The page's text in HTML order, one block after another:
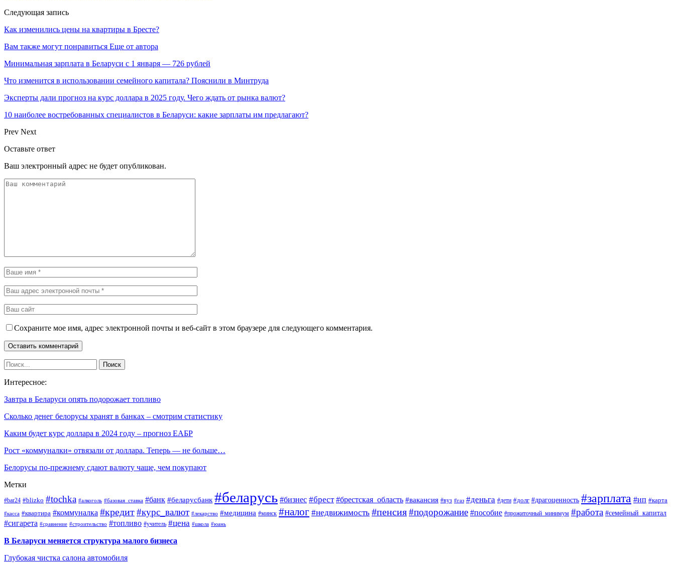
Следующая запись
Как изменились цены на квартиры в Бресте?
Вам также могут понравиться Еще от автора
Минимальная зарплата в Беларуси с 1 января — 726 рублей
Что изменится в использовании семейного капитала? Пояснили в Минтруда
Эксперты дали прогноз на курс доллара в 2025 году. Чего ждать от рынка валют?
10 наиболее востребованных специалистов в Беларуси: какие зарплаты им предлагают?
Prev Next
Оставьте ответ
Ваш электронный адрес не будет опубликован.
Сохраните мое имя, адрес электронной почты и веб-сайт в этом браузере для следующего комментария.
Интересное:
Завтра в Беларуси опять подорожает топливо
Сколько денег белорусы хранят в банках – смотрим статистику
Каким будет курс доллара в 2024 году – прогноз ЕАБР
Рост «коммуналки» отвязали от доллара. Теперь — не больше…
Белорусы по-прежнему сдают валюту чаще, чем покупают
Метки
#bar24 #blizko #tochka #алкоголь #базовая_ставка #банк #беларусбанк #беларусь #бизнес #брест #брестская_область #вакансия #вуз #газ #деньга #дети #долг #драгоценность #зарплата #ип #карта
#касса #квартира #коммуналка #кредит#курс_валют #лекарство #медицина #минск #налог #недвижимость #пенсия#подорожание #пособие #прожиточный_минимум #работа #семейный_капитал
#сигарета #сравнение #строительство #топливо #учитель #цена #школа #юань
В Беларуси меняется структура малого бизнеса
Глубокая чистка салона автомобиля